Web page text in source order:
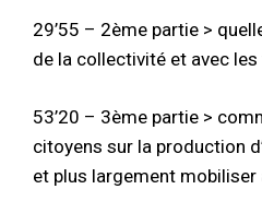
29’55 – 2ème partie >
de la collectivité et avec
53’20 – 3ème partie >
citoyens sur la production
et plus largement mobiliser